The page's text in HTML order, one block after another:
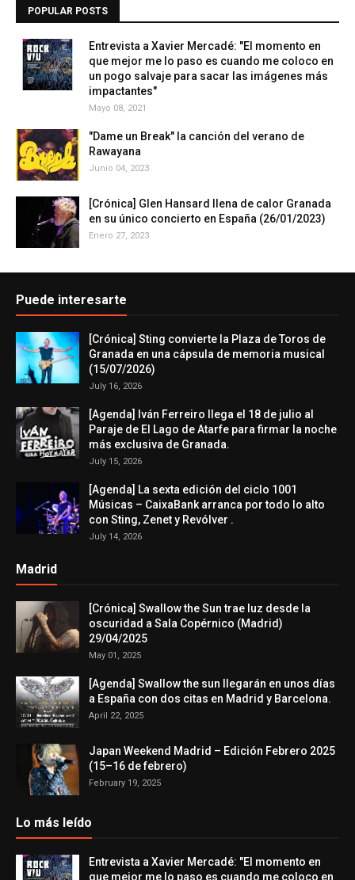
POPULAR POSTS
Entrevista a Xavier Mercadé: "El momento en
que mejor me lo paso es cuando me coloco en
un pogo salvaje para sacar las imágenes más
impactantes"
Mayo 08, 2021
"Dame un Break" la canción del verano de
Rawayana
Junio 04, 2023
[Crónica] Glen Hansard llena de calor Granada
en su único concierto en España (26/01/2023)
Enero 27, 2023
Puede interesarte
[Crónica] Sting convierte la Plaza de Toros de
Granada en una cápsula de memoria musical
(15/07/2026)
July 16, 2026
[Agenda] Iván Ferreiro llega el 18 de julio al
Paraje de El Lago de Atarfe para firmar la noche
más exclusiva de Granada.
July 15, 2026
[Agenda] La sexta edición del ciclo 1001
Músicas – CaixaBank arranca por todo lo alto
con Sting, Zenet y Revólver .
July 14, 2026
Madrid
[Crónica] Swallow the Sun trae luz desde la
oscuridad a Sala Copérnico (Madrid)
29/04/2025
May 01, 2025
[Agenda] Swallow the sun llegarán en unos días
a España con dos citas en Madrid y Barcelona.
April 22, 2025
Japan Weekend Madrid – Edición Febrero 2025
(15–16 de febrero)
February 19, 2025
Lo más leído
Entrevista a Xavier Mercadé: "El momento en
que mejor me lo paso es cuando me coloco en